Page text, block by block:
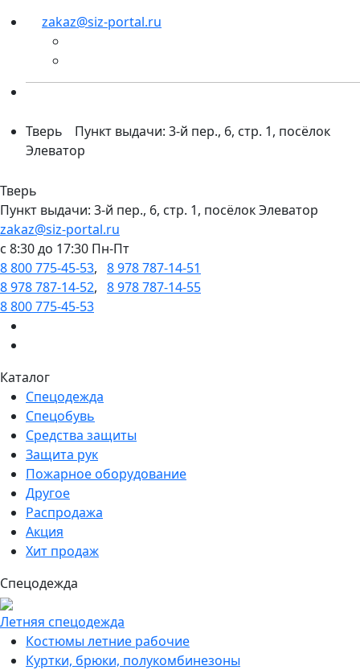
zakaz@siz-portal.ru
Тверь
Пункт выдачи: 3-й пер., 6, стр. 1, посёлок
Элеватор
Тверь
Пункт выдачи: 3-й пер., 6, стр. 1, посёлок Элеватор
zakaz@siz-portal.ru
c 8:30 до 17:30 Пн-Пт
8 800 775-45-53, 8 978 787-14-51
8 978 787-14-52, 8 978 787-14-55
8 800 775-45-53
Каталог
Спецодежда
Спецобувь
Средства защиты
Защита рук
Пожарное оборудование
Другое
Распродажа
Акция
Хит продаж
Спецодежда
Летняя спецодежда
Костюмы летние рабочие
Куртки, брюки, полукомбинезоны